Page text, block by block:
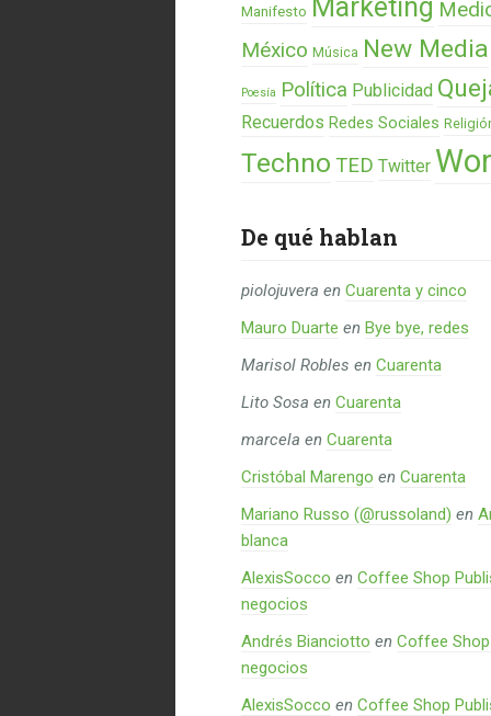
Manifesto Marketing
México Música New Media
Poesía Política Publicidad
Recuerdos Redes Sociales
Techno TED Twitter
De qué hablan
piolojuvera en Cuarenta y cinco
Mauro Duarte en Bye bye, redes
Marisol Robles en Cuarenta
Lito Sosa en Cuarenta
marcela en Cuarenta
Cristóbal Marengo en Cuarenta
Mariano Russo (@russoland) en
blanca
AlexisSocco en Coffee Shop
negocios
Andrés Bianciotto en Coffee
negocios
AlexisSocco en Coffee Shop